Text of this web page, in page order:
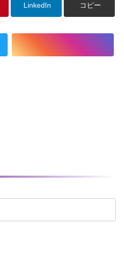
LinkedIn コピー